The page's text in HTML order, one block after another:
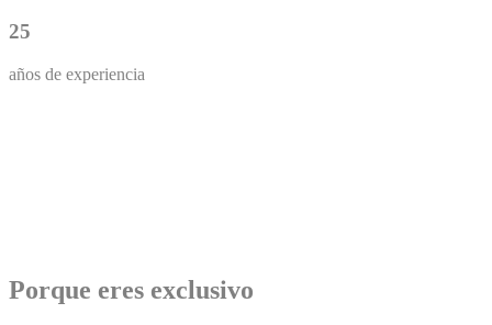
25
años de experiencia
Porque eres exclusivo